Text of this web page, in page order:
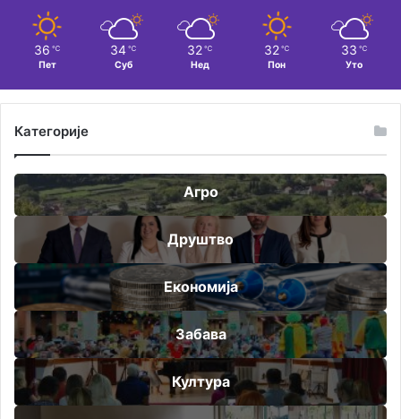
36 ℃
Пет
34 ℃
Суб
32 ℃
Нед
32 ℃
Пон
33 ℃
Уто
Категорије
Агро
Друштво
Економија
Забава
Култура